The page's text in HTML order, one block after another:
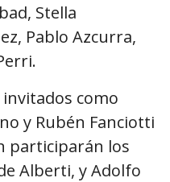
Stella
Pablo Azcurra,
como
y Rubén Fanciotti
participarán los
Alberti, y Adolfo